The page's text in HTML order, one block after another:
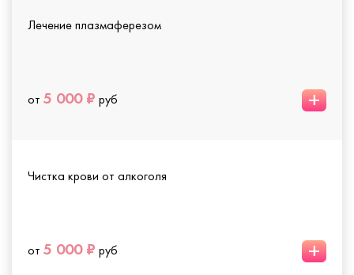
Лечение плазмаферезом
от 5 000 ₽ руб +
Чистка крови от алкоголя
от 5 000 ₽ руб +